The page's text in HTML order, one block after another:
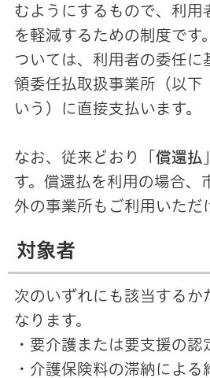
むようにするもので、利用
を軽減するための制度です
ついては、利用者の委任に
領委任払取扱事業所（以下
いう）に直接支払います。
なお、従来どおり「 償還払
す。償還払を利用の場合、
外の事業所もご利用いただ
対象者
次のいずれにも該当するか
なります。
・要介護または要支援の認
・介護保険料の滞納による